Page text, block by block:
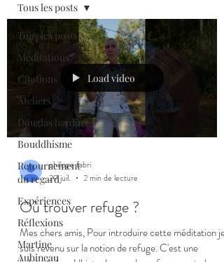
Tous les posts
Méditations
Citations
Ateliers
Douglas harding
Bouddhisme
Retournement
du regard
Expériences
Réflexions
Martine
Aubineau
Tous les posts
Load video
philippe fabri
29 juil.
2 min de lecture
Où trouver refuge ?
Mes chers amis, Pour introduire cette méditation je
suis revenu sur la notion de refuge. C'est une